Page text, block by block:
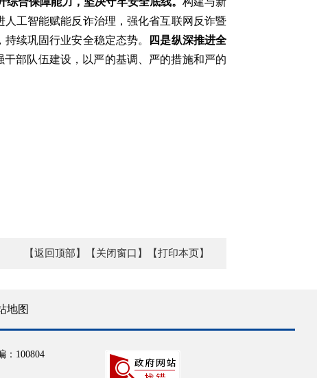
工智能赋能反诈治理，强化省互联网反诈暨
续巩固行业安全稳定态势。
四是纵深推进全
部队伍建设，以严的基调、严的措施和严的
【返回顶部】 【关闭窗口】 【打印本页】
地图
：100804